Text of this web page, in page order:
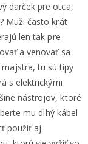
darček pre otca,
Muži často krát
len tak pre
a venovať sa
tu sú tipy
s elektrickými
nástrojov, ktoré
mu dlhý kábel
použiť aj